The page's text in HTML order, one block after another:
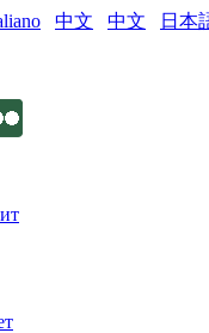
中文 中文 日本